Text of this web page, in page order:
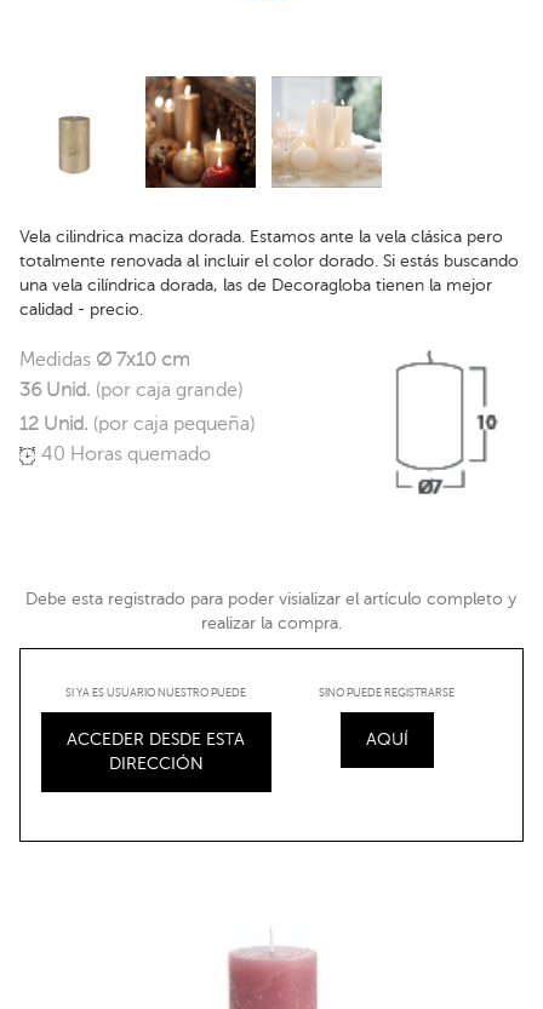
Vela cilindrica maciza dorada. Estamos ante la vela clásica pero
totalmente renovada al incluir el color dorado. Si estás buscando
una vela cilíndrica dorada, las de Decoragloba tienen la mejor
calidad - precio.
Medidas Ø 7x10 cm
36 Unid. (por caja grande)
12 Unid. (por caja pequeña)
40 Horas quemado
Debe esta registrado para poder visializar el artículo completo y
realizar la compra.
SI YA ES USUARIO NUESTRO PUEDE
ACCEDER DESDE ESTA
DIRECCIÓN
SINO PUEDE REGISTRARSE
AQUÍ